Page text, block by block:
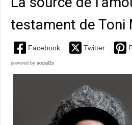
testament de Toni
Facebook Twitter
powered by social2s